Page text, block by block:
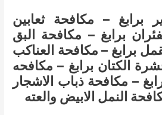
برابغ – مكافحة ثعابين
برابغ – مكافحة البق
برابغ – مكافحة العناكب
الكتان برابغ – مكافحه
– مكافحة ذباب الاشجار
النمل الابيض والعته